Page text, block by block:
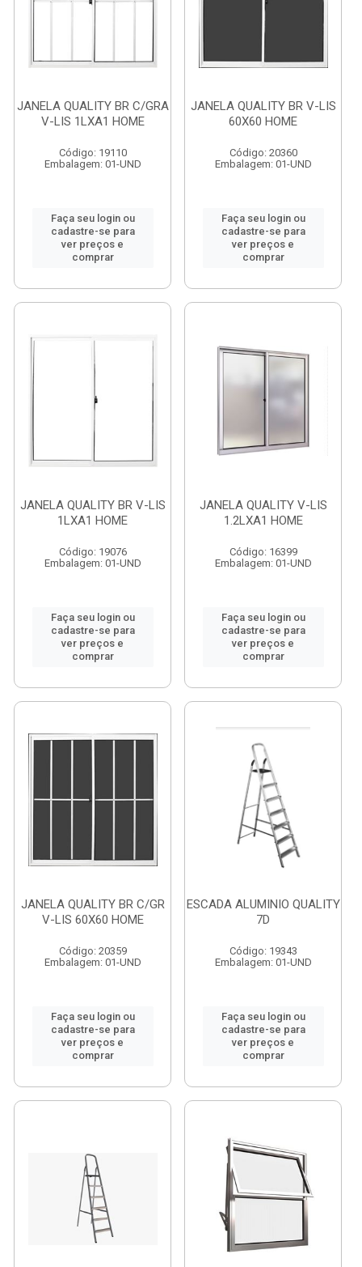
JANELA QUALITY BR C/GRA
V-LIS 1LXA1 HOME
Código: 19110
Embalagem: 01-UND
Faça seu login ou
cadastre-se para
ver preços e
comprar
JANELA QUALITY BR V-LIS
60X60 HOME
Código: 20360
Embalagem: 01-UND
Faça seu login ou
cadastre-se para
ver preços e
comprar
JANELA QUALITY BR V-LIS
1LXA1 HOME
Código: 19076
Embalagem: 01-UND
Faça seu login ou
cadastre-se para
ver preços e
comprar
JANELA QUALITY V-LIS
1.2LXA1 HOME
Código: 16399
Embalagem: 01-UND
Faça seu login ou
cadastre-se para
ver preços e
comprar
JANELA QUALITY BR C/GR
V-LIS 60X60 HOME
Código: 20359
Embalagem: 01-UND
Faça seu login ou
cadastre-se para
ver preços e
comprar
ESCADA ALUMINIO QUALITY
7D
Código: 19343
Embalagem: 01-UND
Faça seu login ou
cadastre-se para
ver preços e
comprar